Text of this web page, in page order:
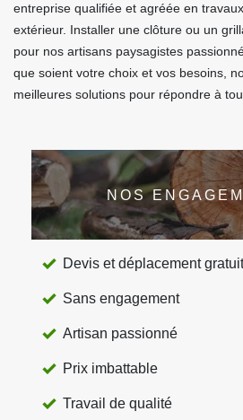
entreprise qualifiée et agréée en
extérieur. Installer une clôture ou un
pour nos artisans paysagistes
que soient votre choix et vos besoins,
meilleures solutions pour répondre à
NOS
Devis et déplacement
Sans engagement
Artisan passionné
Prix imbattable
Travail de qualité